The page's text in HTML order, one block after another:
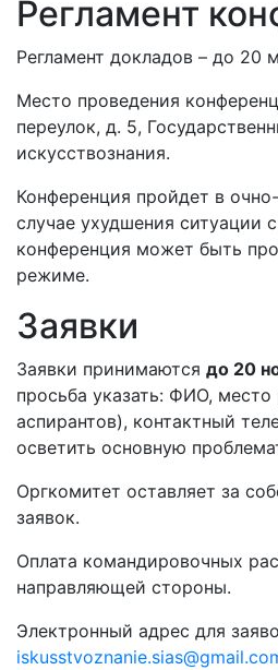
Регламент
Регламент докладов – до 20
Место проведения
переулок, д. 5,
искусствознания.
Конференция пройдет в
случае ухудшения ситуации
конференция может быть
режиме.
Заявки
Заявки принимаются до 20
просьба указать: ФИО,
аспирантов), контактный
осветить основную
Оргкомитет оставляет за
заявок.
Оплата командировочных
направляющей стороны.
Электронный адрес для